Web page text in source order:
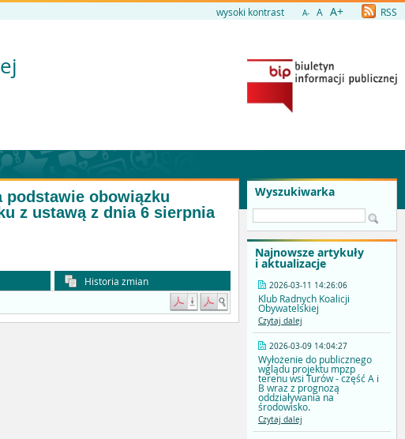
wysoki kontrast A- A A+ RSS
Wyszukiwarka
Najnowsze artykuły
i aktualizacje
2026-03-11 14:26:06
Klub Radnych Koalicji
Obywatelskiej
Czytaj dalej
2026-03-09 14:04:27
Wyłożenie do publicznego
wglądu projektu mpzp
terenu wsi Turów - część A i
B wraz z prognozą
oddziaływania na
środowisko.
Czytaj dalej
podstawie obowiązku
z ustawą z dnia 6 sierpnia
Historia zmian